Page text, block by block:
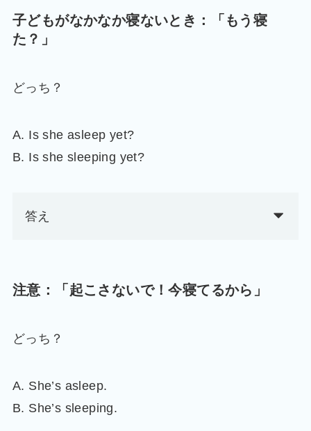
子どもがなかなか寝ないとき：「もう寝
た？」
どっち？
A. Is she asleep yet?
B. Is she sleeping yet?
答え
注意：「起こさないで！今寝てるから」
どっち？
A. She’s asleep.
B. She’s sleeping.